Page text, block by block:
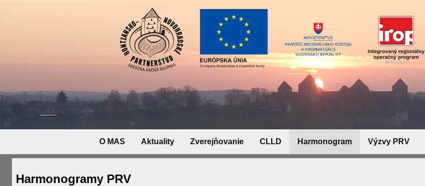
O MAS Aktuality Zverejňovanie CLLD Harmonogram Výzvy PRV
Harmonogramy PRV